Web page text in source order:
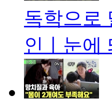
독학으로
인ㅣ눈에